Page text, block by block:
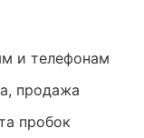
и телефонам
продажа
пробок